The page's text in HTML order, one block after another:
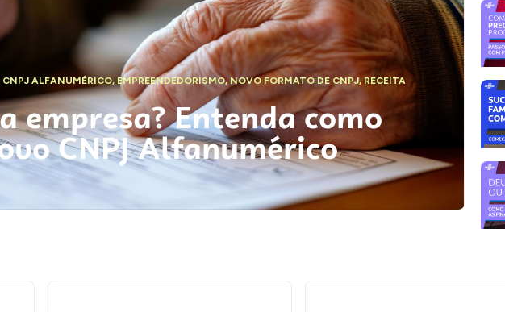
CNPJ ALFANUMÉRICO, EMPREENDEDORISMO,NOVO FORMATO DE CNPJ,RECEITA
empresa? Entenda como
CNPJ Alfanumérico